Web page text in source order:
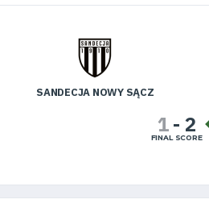
SANDECJA NOWY SĄCZ
1- 2
FINAL SCORE